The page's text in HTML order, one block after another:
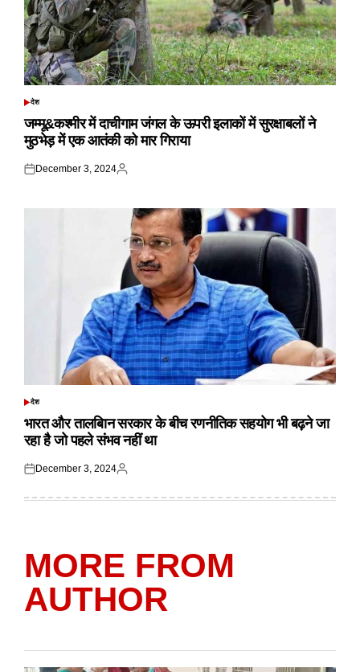
POSTED
देश
जम्मू&कश्मीर में दाचीगाम जंगल के ऊपरी इलाकों में सुरक्षाबलों ने
मुठभेड़ में एक आतंकी को मार गिराया
Posted
December 3, 2024
Posted
POSTED
देश
भारत और तालबिान सरकार के बीच रणनीतिक सहयोग भी बढ़ने जा
रहा है जो पहले संभव नहीं था
Posted
December 3, 2024
Posted
MORE FROM
AUTHOR